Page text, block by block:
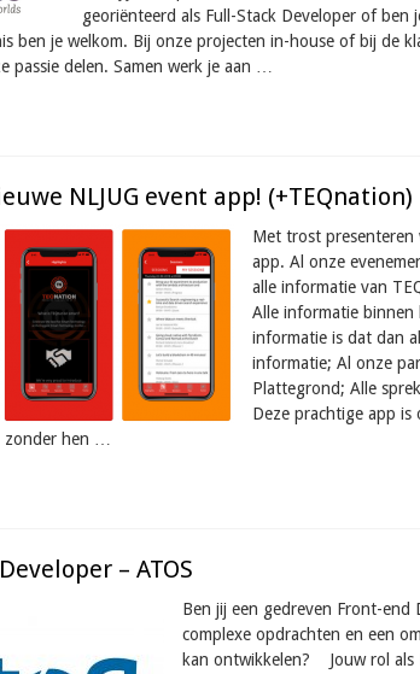
georiënteerd als Full-Stack Developer of ben
ben je welkom. Bij onze projecten in-house of bij de
passie delen. Samen werk je aan …
NLJUG event app! (+TEQnation)
Met trost presenteren
app. Al onze
alle informatie van
Alle informatie
informatie is dat dan
informatie; Al onze
Plattegrond; Alle
Deze prachtige app
hen …
– ATOS
Ben jij een gedreven Front-end
complexe opdrachten en een
kan ontwikkelen? Jouw rol als